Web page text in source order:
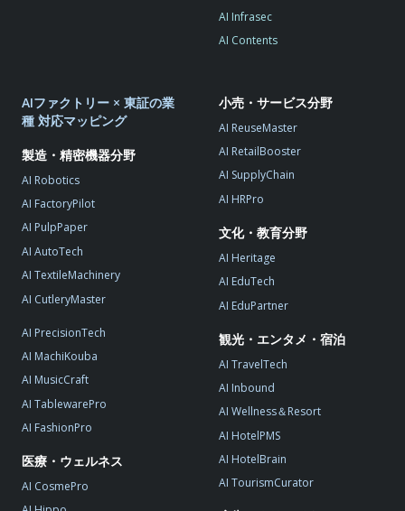
AI Infrasec
AI Contents
AIファクトリー × 東証の業
種 対応マッピング
製造・精密機器分野
AI Robotics
AI FactoryPilot
AI PulpPaper
AI AutoTech
AI TextileMachinery
AI CutleryMaster
AI PrecisionTech
AI MachiKouba
AI MusicCraft
AI TablewarePro
AI FashionPro
医療・ウェルネス
AI CosmePro
小売・サービス分野
AI ReuseMaster
AI RetailBooster
AI SupplyChain
AI HRPro
文化・教育分野
AI Heritage
AI EduTech
AI EduPartner
観光・エンタメ・宿泊
AI TravelTech
AI Inbound
AI Wellness＆Resort
AI HotelPMS
AI HotelBrain
AI TourismCurator